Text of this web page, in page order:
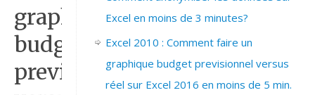
graphique
budget
previsionnel
Excel en moins de 3 minutes?
Excel 2010 : Comment faire un
graphique budget previsionnel versus
réel sur Excel 2016 en moins de 5 min.